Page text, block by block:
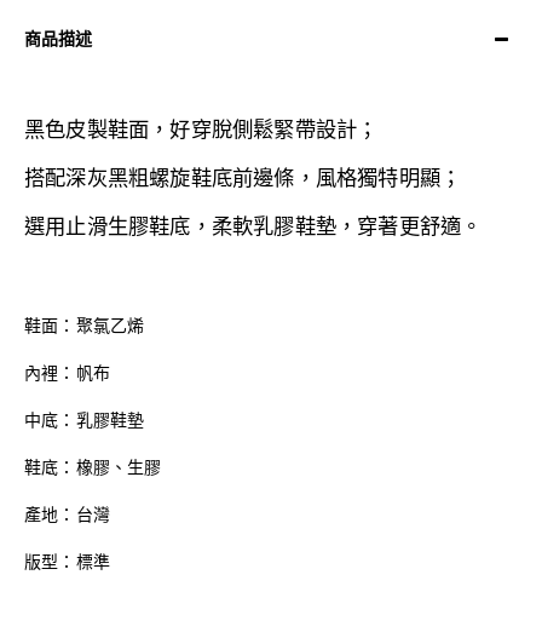
商品描述
黑色皮製鞋面，好穿脫側鬆緊帶設計 ；
搭配深灰黑粗螺旋鞋底前邊條，風格獨特明顯 ；
選用止滑生膠鞋底， 柔軟乳膠鞋墊，穿著更舒適。
鞋面：聚氯乙烯
內裡：帆布
中底：乳膠鞋墊
鞋底：橡膠、生膠
產地：台灣
版型：標準